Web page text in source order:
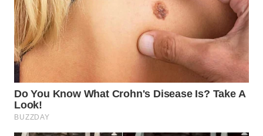
WN
MAJALENGKA
WN
SUKABUMI